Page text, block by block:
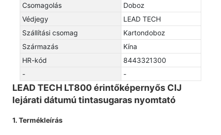
Csomagolás
Doboz
Védjegy
LEAD TECH
Szállítási csomag
Kartondoboz
Származás
Kína
HR-kód
8443321300
-
-
LEAD TECH LT800 érintőképernyős CIJ
lejárati dátumú tintasugaras nyomtató
1. Termékleírás